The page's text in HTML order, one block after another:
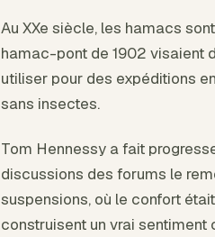
Au XXe siècle, les hamacs
hamac-pont de 1902 visaient
utiliser pour des expéditions
sans insectes.
Tom Hennessy a fait
discussions des forums le
suspensions, où le confort
construisent un vrai